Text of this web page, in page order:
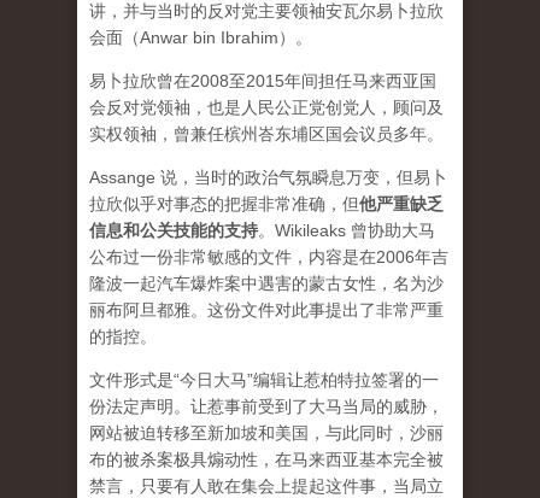
讲，并与当时的反对党主要领袖安瓦尔易卜拉欣
会面（Anwar bin Ibrahim）。
易卜拉欣曾在2008至2015年间担任马来西亚国
会反对党领袖，也是人民公正党创党人，顾问及
实权领袖，曾兼任槟州峇东埔区国会议员多年。
Assange 说，当时的政治气氛瞬息万变，但易卜
拉欣似乎对事态的把握非常准确，但他严重缺乏
信息和公关技能的支持。Wikileaks 曾协助大马
公布过一份非常敏感的文件，内容是在2006年吉
隆波一起汽车爆炸案中遇害的蒙古女性，名为沙
丽布阿旦都雅。这份文件对此事提出了非常严重
的指控。
文件形式是“今日大马”编辑让惹柏特拉签署的一
份法定声明。让惹事前受到了大马当局的威胁，
网站被迫转移至新加坡和美国，与此同时，沙丽
布的被杀案极具煽动性，在马来西亚基本完全被
禁言，只要有人敢在集会上提起这件事，当局立